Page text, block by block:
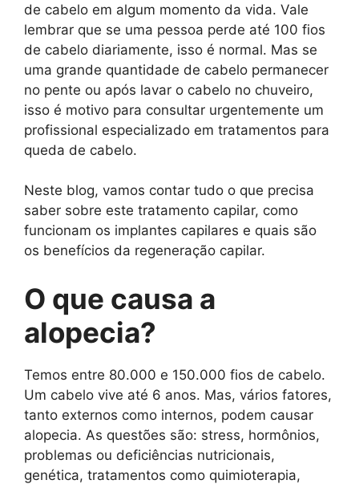
de cabelo em algum momento da vida. Vale
lembrar que se uma pessoa perde até 100 fios
de cabelo diariamente, isso é normal. Mas se
uma grande quantidade de cabelo permanecer
no pente ou após lavar o cabelo no chuveiro,
isso é motivo para consultar urgentemente um
profissional especializado em tratamentos para
queda de cabelo.
Neste blog, vamos contar tudo o que precisa
saber sobre este tratamento capilar, como
funcionam os implantes capilares e quais são
os benefícios da regeneração capilar.
O que causa a
alopecia?
Temos entre 80.000 e 150.000 fios de cabelo.
Um cabelo vive até 6 anos. Mas, vários fatores,
tanto externos como internos, podem causar
alopecia. As questões são: stress, hormônios,
problemas ou deficiências nutricionais,
genética, tratamentos como quimioterapia,